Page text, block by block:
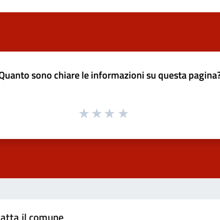
sono chiare le informazioni su questa
il comune